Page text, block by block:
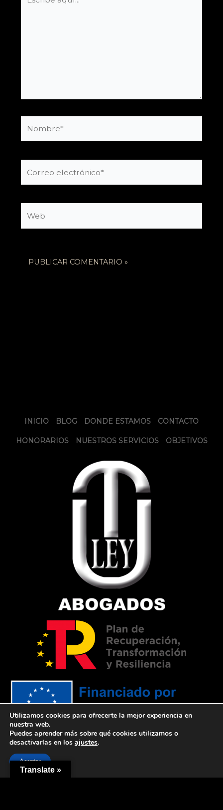
aquí...
electrónico*
INICIO BLOG DONDE ESTAMOS CONTACTO
HONORARIOS NUESTROS SERVICIOS OBJETIVOS
Financiado por la Unión Europea –
NextGenerationEU
Translate »
Utilizamos cookies para ofrecerte la mejor experiencia en
nuestra web.
Puedes aprender más sobre qué cookies utilizamos o
desactivarlas en los ajustes.
Aceptar